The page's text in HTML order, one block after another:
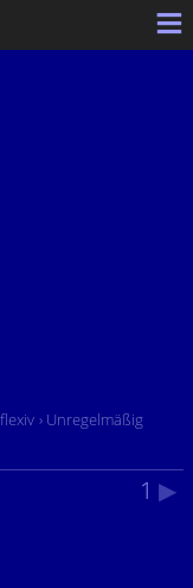
› Unregelmäßig
1 ▶